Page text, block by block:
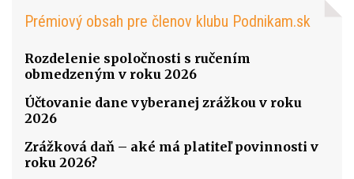
Prémiový obsah pre členov klubu Podnikam.sk
Rozdelenie spoločnosti s ručením
obmedzeným v roku 2026
Účtovanie dane vyberanej zrážkou v roku
2026
Zrážková daň – aké má platiteľ povinnosti v
roku 2026?